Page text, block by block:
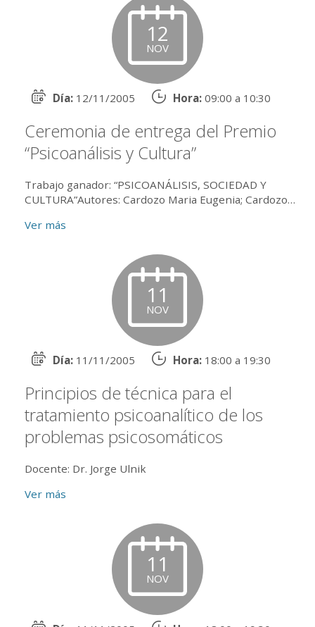
12
NOV
Día: 12/11/2005 Hora: 09:00 a 10:30
Ceremonia de entrega del Premio
“Psicoanálisis y Cultura”
Trabajo ganador: “PSICOANÁLISIS, SOCIEDAD Y
CULTURA”Autores: Cardozo Maria Eugenia; Cardozo
Alejandra; Her...
Ver más
11
NOV
Día: 11/11/2005 Hora: 18:00 a 19:30
Principios de técnica para el
tratamiento psicoanalítico de los
problemas psicosomáticos
Docente: Dr. Jorge Ulnik
Ver más
11
NOV